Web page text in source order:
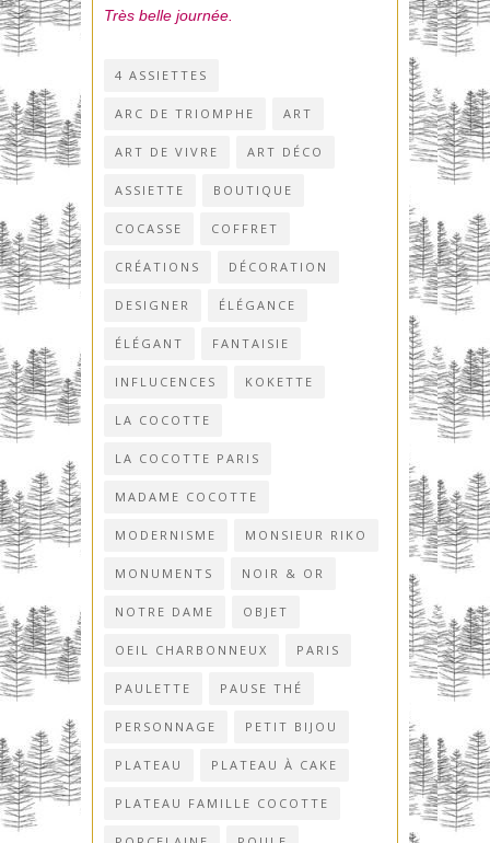
Très belle journée.
4 ASSIETTES
ARC DE TRIOMPHE ART
ART DE VIVRE ART DÉCO
ASSIETTE BOUTIQUE
COCASSE COFFRET
CRÉATIONS DÉCORATION
DESIGNER ÉLÉGANCE
ÉLÉGANT FANTAISIE
INFLUCENCES KOKETTE
LA COCOTTE
LA COCOTTE PARIS
MADAME COCOTTE
MODERNISME MONSIEUR RIKO
MONUMENTS NOIR & OR
NOTRE DAME OBJET
OEIL CHARBONNEUX PARIS
PAULETTE PAUSE THÉ
PERSONNAGE PETIT BIJOU
PLATEAU PLATEAU À CAKE
PLATEAU FAMILLE COCOTTE